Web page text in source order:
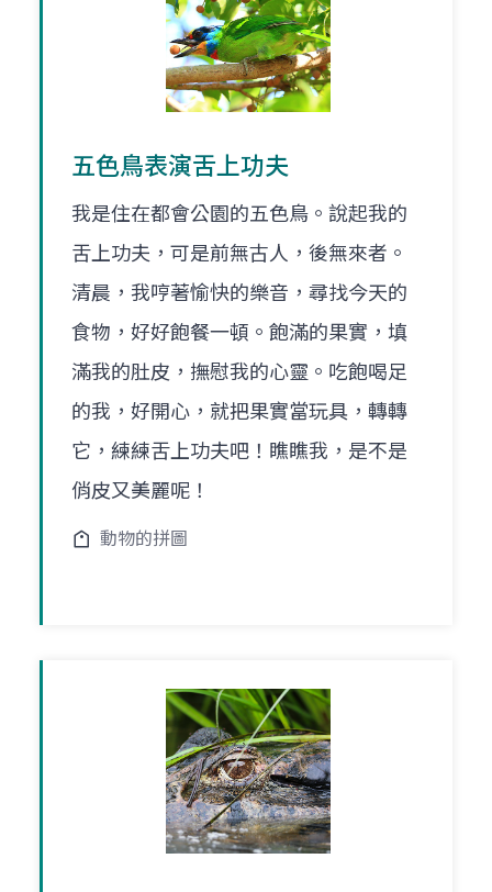
五色鳥表演舌上功夫
我是住在都會公園的五色鳥。說起我的
舌上功夫，可是前無古人，後無來者。
清晨，我哼著愉快的樂音，尋找今天的
食物，好好飽餐一頓。飽滿的果實，填
滿我的肚皮，撫慰我的心靈。吃飽喝足
的我，好開心，就把果實當玩具，轉轉
它，練練舌上功夫吧！瞧瞧我，是不是
俏皮又美麗呢！
動物的拼圖